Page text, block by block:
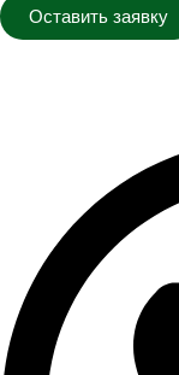
Оставить заявку